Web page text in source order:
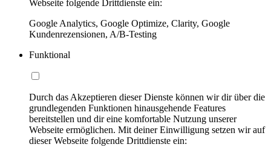
Webseite folgende Drittdienste ein:
Google Analytics, Google Optimize, Clarity, Google
Kundenrezensionen, A/B-Testing
Funktional
Durch das Akzeptieren dieser Dienste können wir dir über die
grundlegenden Funktionen hinausgehende Features
bereitstellen und dir eine komfortable Nutzung unserer
Webseite ermöglichen. Mit deiner Einwilligung setzen wir auf
dieser Webseite folgende Drittdienste ein: